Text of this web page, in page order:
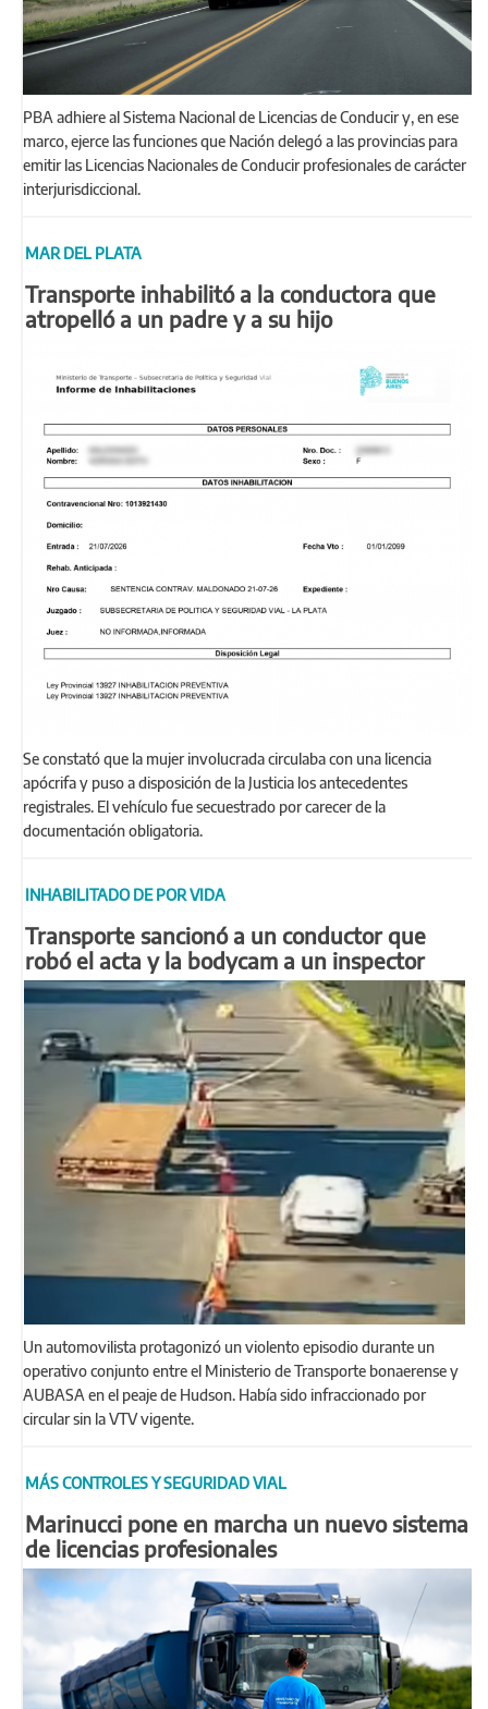
PBA adhiere al Sistema Nacional de Licencias de Conducir y, en ese
marco, ejerce las funciones que Nación delegó a las provincias para
emitir las Licencias Nacionales de Conducir profesionales de carácter
interjurisdiccional.
MAR DEL PLATA
Transporte inhabilitó a la conductora que
atropelló a un padre y a su hijo
Se constató que la mujer involucrada circulaba con una licencia
apócrifa y puso a disposición de la Justicia los antecedentes
registrales. El vehículo fue secuestrado por carecer de la
documentación obligatoria.
INHABILITADO DE POR VIDA
Transporte sancionó a un conductor que
robó el acta y la bodycam a un inspector
Un automovilista protagonizó un violento episodio durante un
operativo conjunto entre el Ministerio de Transporte bonaerense y
AUBASA en el peaje de Hudson. Había sido infraccionado por
circular sin la VTV vigente.
MÁS CONTROLES Y SEGURIDAD VIAL
Marinucci pone en marcha un nuevo sistema
de licencias profesionales